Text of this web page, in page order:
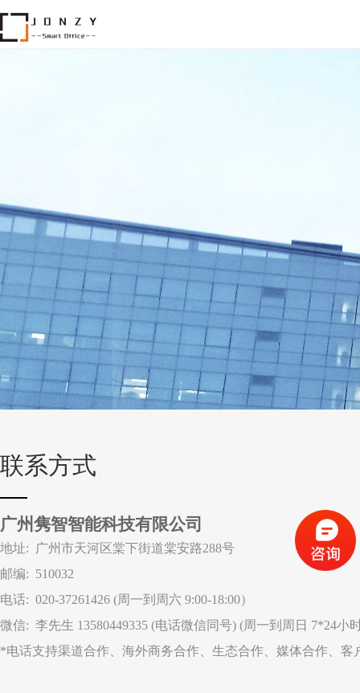
联系方式
广州隽智智能科技有限公司
地址: 广州市天河区棠下街道棠安路288号
邮编: 510032
电话: 020-37261426 (周一到周六 9:00-18:00）
微信: 李先生 13580449335 (电话微信同号) (周一到周日 7*24小
*电话支持渠道合作、海外商务合作、生态合作、媒体合作、客